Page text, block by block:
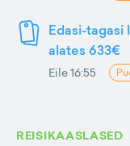
Edasi-tagasi
alates 633€
Eile 16:55
REISIKAASLASED